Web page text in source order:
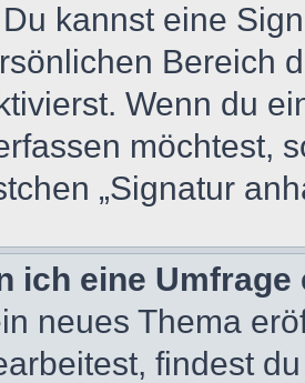
kannst eine
Bereich
Wenn du
möchtest,
„Signatur
ich eine
neues Thema
findest